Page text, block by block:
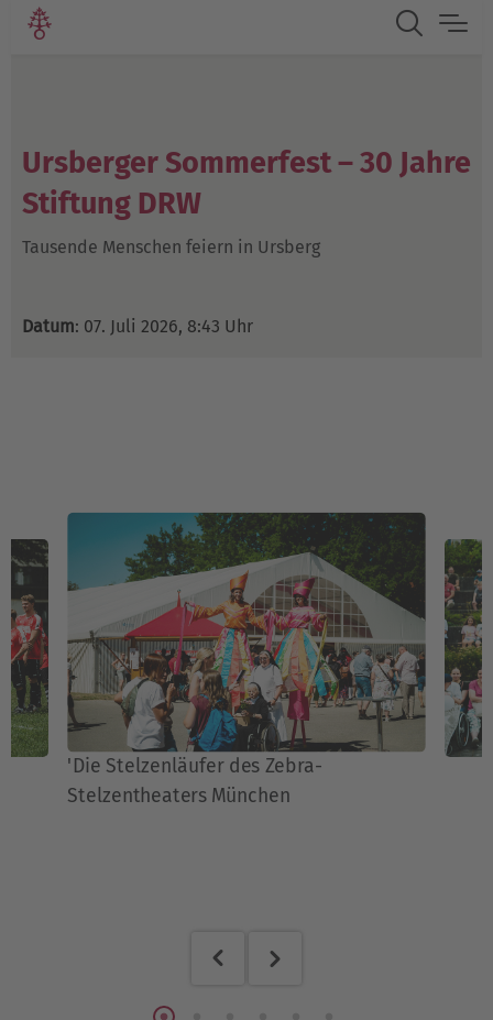
Ursberger Sommerfest – 30 Jahre
Stiftung DRW
Tausende Menschen feiern in Ursberg
Datum: 07. Juli 2026, 8:43 Uhr
'Die Stelzenläufer des Zebra-
Stelzentheaters München